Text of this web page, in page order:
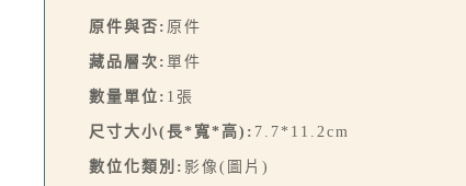
原件與否: 原件
藏品層次: 單件
數量單位: 1張
尺寸大小(長*寬*高): 7.7*11.2cm
數位化類別: 影像(圖片)